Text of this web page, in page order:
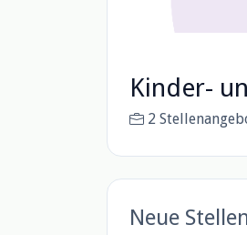
Kinder-
2
Neue